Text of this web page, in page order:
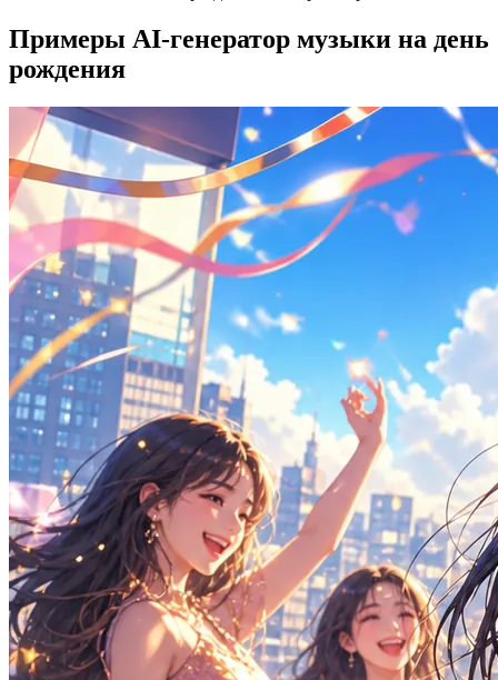
Примеры AI-генератор музыки на день
рождения